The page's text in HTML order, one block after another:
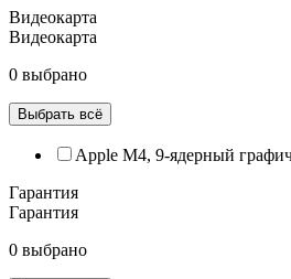
Видеокарта
Видеокарта
0 выбрано
Выбрать всё
Apple M4, 9‑ядерный
Гарантия
Гарантия
0 выбрано